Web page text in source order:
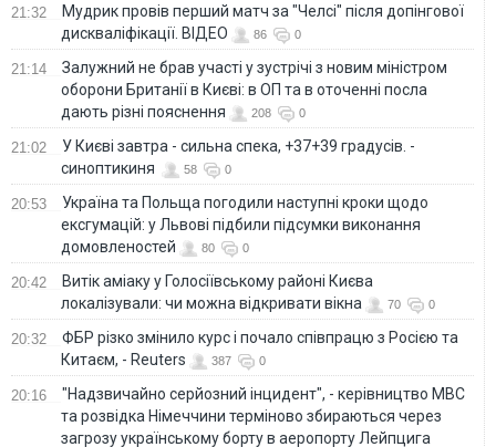
21:32
Мудрик провів перший матч за "Челсі" після допінгової
дискваліфікації. ВІДЕО
86 0
21:14
Залужний не брав участі у зустрічі з новим міністром
оборони Британії в Києві: в ОП та в оточенні посла
дають різні пояснення
208 0
21:02
У Києві завтра - сильна спека, +37+39 градусів. -
синоптикиня
58 0
20:53
Україна та Польща погодили наступні кроки щодо
ексгумацій: у Львові підбили підсумки виконання
домовленостей
80 0
20:42
Витік аміаку у Голосіївському районі Києва
локалізували: чи можна відкривати вікна
70 0
20:32
ФБР різко змінило курс і почало співпрацю з Росією та
Китаєм, - Reuters
387 0
20:16
"Надзвичайно серйозний інцидент", - керівництво МВС
та розвідка Німеччини терміново збираються через
загрозу українському борту в аеропорту Лейпцига